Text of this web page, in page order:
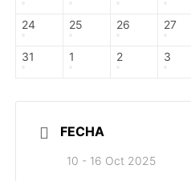
24 25 26 27
31 1 2 3
FECHA
10 - 16 Oct 2025